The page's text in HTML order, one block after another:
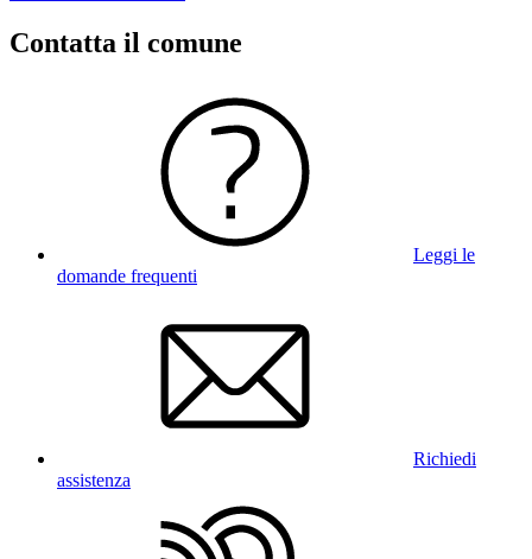
Contatta il comune
Leggi le
domande frequenti
Richiedi
assistenza